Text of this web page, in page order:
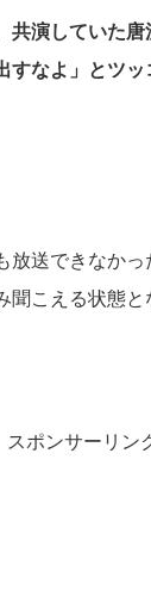
共演していた唐
すなよ」とツッ
放送できなか
聞こえる状態と
スポンサーリン